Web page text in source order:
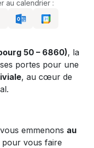
au calendrier :
50 – 6860), la
portes pour une
, au cœur de
emmenons au
pour vous faire